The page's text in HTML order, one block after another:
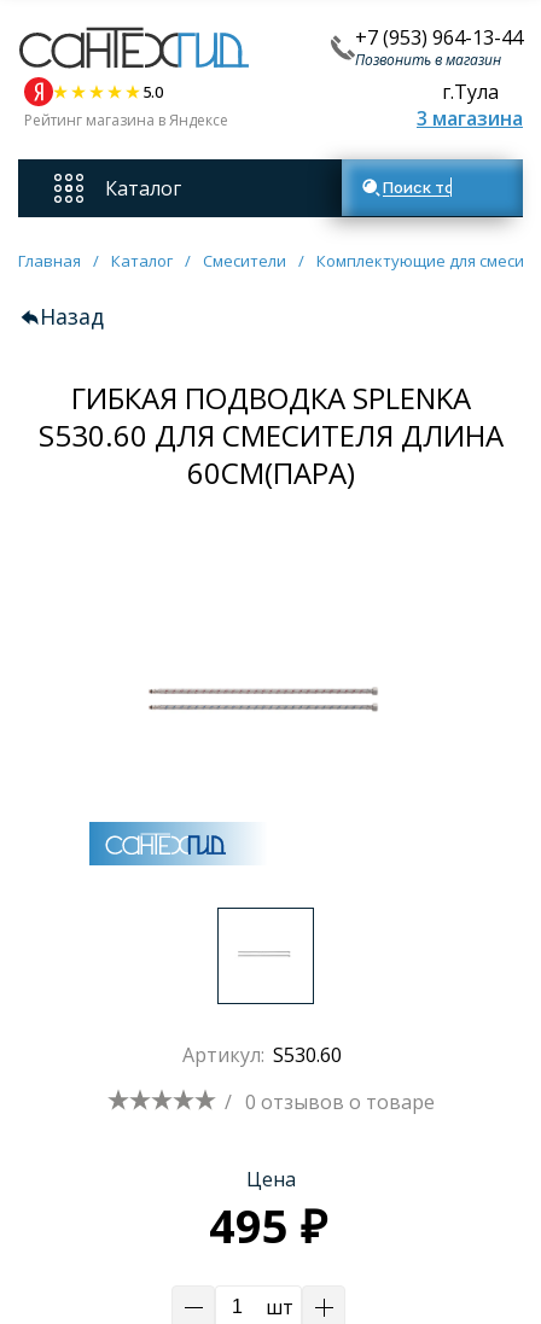
+7 (953) 964-13-44
Позвонить в магазин
5.0
Рейтинг магазина в Яндексе
г.Тула
3 магазина
Каталог
Смесители
Унитазы
Мебель для ванных комнат
Душевые кабины
Аксессуары для ванных комнат
Душевые поддоны
Трапы для душевых
Поиск товаров
Главная / Каталог / Смесители / Комплектующие для
Назад
ГИБКАЯ ПОДВОДКА SPLENKA
S530.60 ДЛЯ СМЕСИТЕЛЯ ДЛИНА
60СМ(ПАРА)
Артикул: S530.60
/ 0 отзывов о товаре
Цена
495 ₽
шт